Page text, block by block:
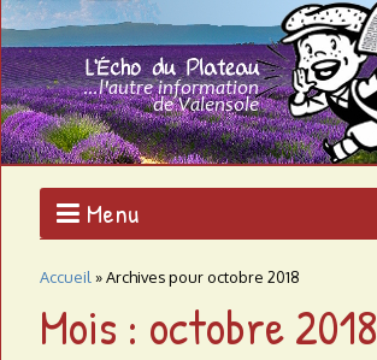
Aller
au
contenu
principal
L
'
É
c
h
o
L'AUTRE
INFORMATION
DE
VALENSOLE
Menu
Accueil »Archives pour octobre 2018
Mois : octobre 2018